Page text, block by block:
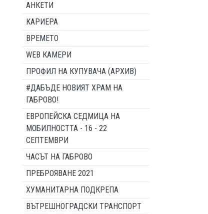
АНКЕТИ
КАРИЕРА
ВРЕМЕТО
WEB КАМЕРИ
ПРОФИЛ НА КУПУВАЧА (АРХИВ)
#ДАБЪДЕ НОВИЯТ ХРАМ НА
ГАБРОВО!
ЕВРОПЕЙСКА СЕДМИЦА НА
МОБИЛНОСТТА - 16 - 22
СЕПТЕМВРИ
ЧАСЪТ НА ГАБРОВО
ПРЕБРОЯВАНЕ 2021
ХУМАНИТАРНА ПОДКРЕПА
ВЪТРЕШНОГРАДСКИ ТРАНСПОРТ